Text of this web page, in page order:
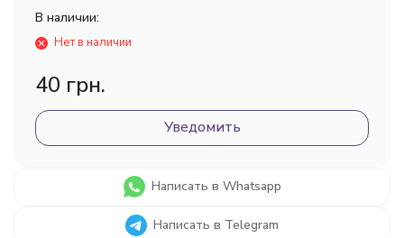
В наличии:
Нет в наличии
40 грн.
Уведомить
Написать в Whatsapp
Написать в Telegram